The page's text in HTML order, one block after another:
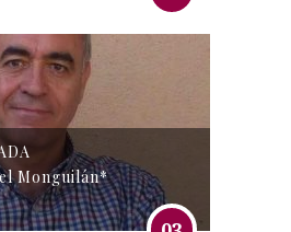
Monguilán*